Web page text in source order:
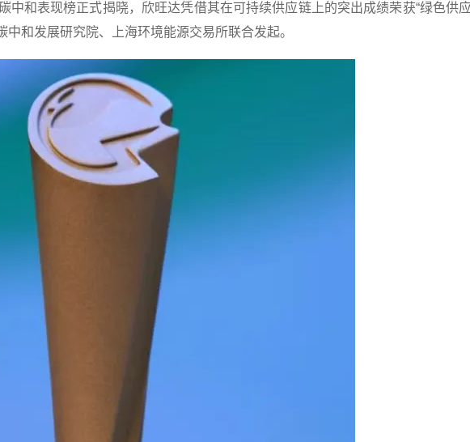
中和表现榜正式揭晓，欣旺达凭借其在可持续供应链上的突出成绩荣获“绿色供
中和发展研究院、上海环境能源交易所联合发起。